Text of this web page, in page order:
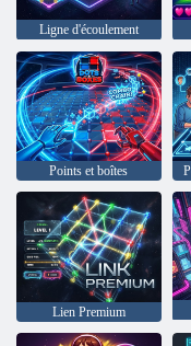
Ligne d'écoulement
Points et boîtes
Lien Premium